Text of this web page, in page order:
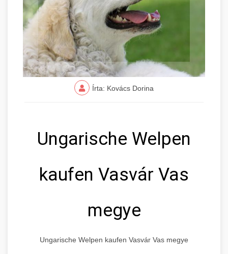
Írta: Kovács Dorina
Ungarische Welpen
kaufen Vasvár Vas
megye
Ungarische Welpen kaufen Vasvár Vas megye